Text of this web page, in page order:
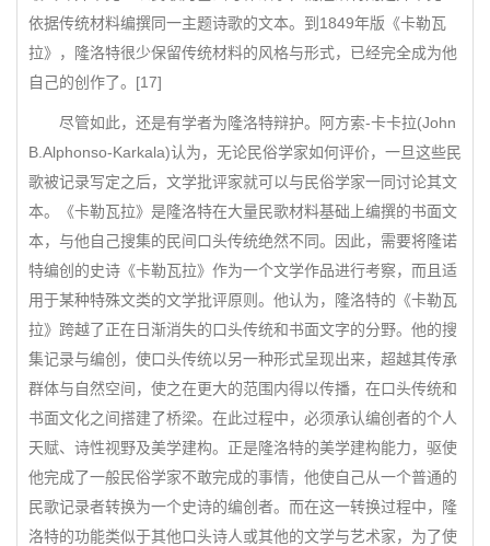
依据传统材料编撰同一主题诗歌的文本。到1849年版《卡勒瓦
拉》，隆洛特很少保留传统材料的风格与形式，已经完全成为他
自己的创作了。[17]
尽管如此，还是有学者为隆洛特辩护。阿方索-卡卡拉(John
B.Alphonso-Karkala)认为，无论民俗学家如何评价，一旦这些民
歌被记录写定之后，文学批评家就可以与民俗学家一同讨论其文
本。《卡勒瓦拉》是隆洛特在大量民歌材料基础上编撰的书面文
本，与他自己搜集的民间口头传统绝然不同。因此，需要将隆诺
特编创的史诗《卡勒瓦拉》作为一个文学作品进行考察，而且适
用于某种特殊文类的文学批评原则。他认为，隆洛特的《卡勒瓦
拉》跨越了正在日渐消失的口头传统和书面文字的分野。他的搜
集记录与编创，使口头传统以另一种形式呈现出来，超越其传承
群体与自然空间，使之在更大的范围内得以传播，在口头传统和
书面文化之间搭建了桥梁。在此过程中，必须承认编创者的个人
天赋、诗性视野及美学建构。正是隆洛特的美学建构能力，驱使
他完成了一般民俗学家不敢完成的事情，他使自己从一个普通的
民歌记录者转换为一个史诗的编创者。而在这一转换过程中，隆
洛特的功能类似于其他口头诗人或其他的文学与艺术家，为了使